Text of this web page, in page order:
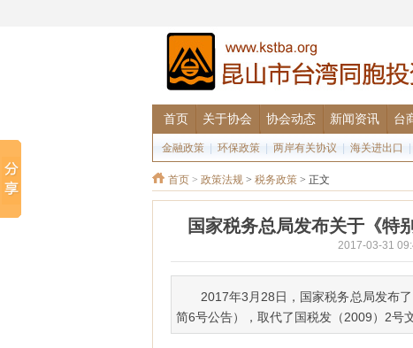
首页 关于协会 协会动态 新闻资讯 台
金融政策 环保政策 两岸有关协议 海关进出口
首页 > 政策法规 > 税务政策 > 正文
国家税务总局发布关于《特
2017-03-31
2017年3月28日，国家税务总局发布
简6号公告），取代了国税发（2009）2号